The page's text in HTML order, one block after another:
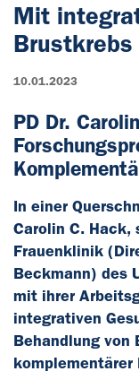
Mit
Brustkrebs
10.01.2023
PD Dr.
In einer
Carolin C.
Frauenklinik
Beckmann) des
mit ihrer
integrativen
Behandlung von
komplementärer